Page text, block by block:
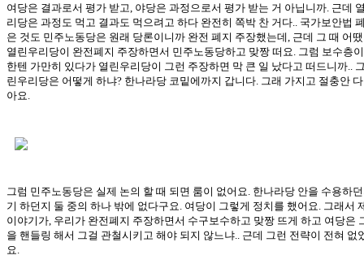
여당은 결과로서 평가 받고, 야당은 과정으로서 평가 받는 거 아닙니까. 근데
리당은 과정도 먹고 결과도 먹으려고 하다 완전히 쪽박 찬 거다.. 국가보안법
은 것도 민주노동당은 원래 당론이니까 완전 폐지 주장했는데, 근데 그 때 어
열린우리당이 완전폐지 주장하면서 민주노동당하고 맞짱 떠요. 그럼 보수층
한텐 가만히 있다가 열린우리당이 그런 주장하면 막 큰 일 났다고 떠드니까..
린우리당은 어떻게 하냐? 한나라당 코밑에까지 갑니다. 그래 가지고 절충안
아요.
그럼 민주노동당은 실제 논의 할 때 되면 룸이 없어요. 한나라당 안을 수용하
기 하던지 둘 중의 하나 밖에 없다구요. 여당이 그렇게 정치를 했어요. 그래서
이야기가, 우리가 완전폐지 주장하면서 수구보수하고 맞짱 뜨게 하고 여당은
을 핸들링 해서 그걸 관철시키고 해야 되지 않느냐.. 근데 그런 전략이 전혀 없
요.